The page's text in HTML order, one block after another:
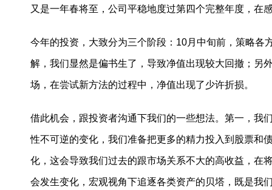
又是一年春将至，公司平稳地度过第四个完整年度，在
今年的投资，大致分为三个阶段：10月中旬前，策略各
解，我们显然是偏书生了，导致净值出现较大回撤；另
场，在尝试新方法的过程中，净值出现了少许折损。
借此机会，跟投资者沟通下我们的一些想法。第一，我
性不可逆的变化，我们准备把更多的精力投入到股票和
化，这会导致我们过去的跟市场关系不大的高收益，在
会发生变化，宏观视角下追逐各类资产的贝塔，既是我